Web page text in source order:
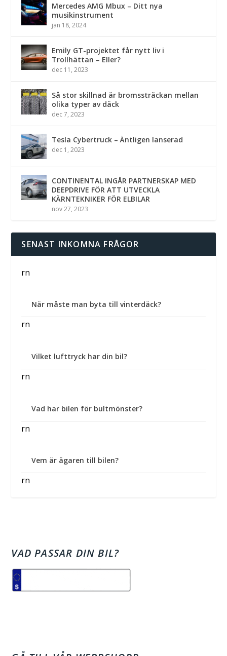
Mercedes AMG Mbux – Ditt nya
musikinstrument
jan 18, 2024
Emily GT-projektet får nytt liv i
Trollhättan – Eller?
dec 11, 2023
Så stor skillnad är bromssträckan mellan
olika typer av däck
dec 7, 2023
Tesla Cybertruck – Äntligen lanserad
dec 1, 2023
CONTINENTAL INGÅR PARTNERSKAP MED
DEEPDRIVE FÖR ATT UTVECKLA
KÄRNTEKNIKER FÖR ELBILAR
nov 27, 2023
SENAST INKOMNA FRÅGOR
rn
När måste man byta till vinterdäck?
rn
Vilket lufttryck har din bil?
rn
Vad har bilen för bultmönster?
rn
Vem är ägaren till bilen?
rn
VAD PASSAR DIN BIL?